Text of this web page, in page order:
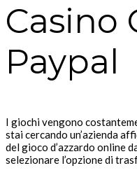
Casino
Paypal
I giochi vengono
stai cercando un’azienda
del gioco d’azzardo online
selezionare l’opzione di